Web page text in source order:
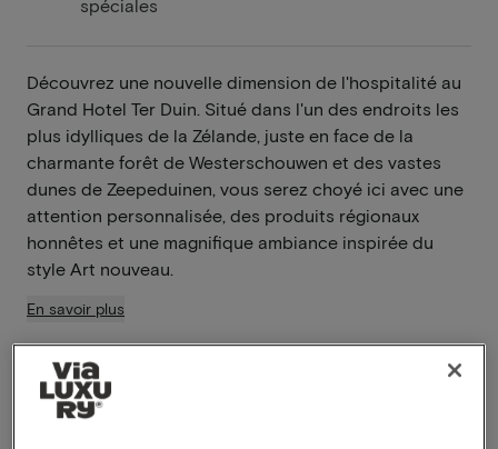
spéciales
Découvrez une nouvelle dimension de l'hospitalité au
Grand Hotel Ter Duin. Situé dans l'un des endroits les
plus idylliques de la Zélande, juste en face de la
charmante forêt de Westerschouwen et des vastes
dunes de Zeepeduinen, vous serez choyé ici avec une
attention personnalisée, des produits régionaux
honnêtes et une magnifique ambiance inspirée du
style Art nouveau.
En savoir plus
Petit déjeuner inclus
Dîner inclus
Piscine à disposition